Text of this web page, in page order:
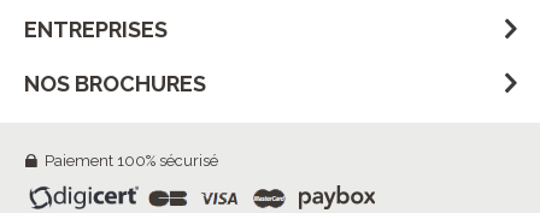
ENTREPRISES
NOS BROCHURES
Paiement 100% sécurisé